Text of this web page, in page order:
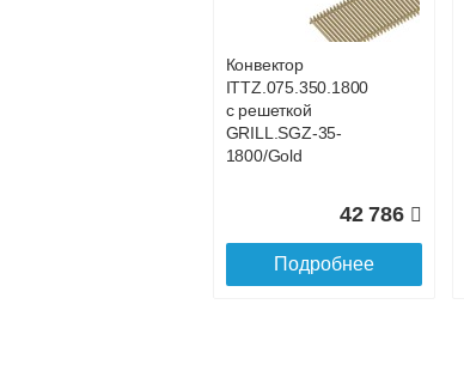
GRILL.SGWL-16-
25 101
Подробнее
Конвектор
ITTZ.075.350.1800
с решеткой
GRILL.SGZ-35-
1800/Gold
42 786
Подробнее